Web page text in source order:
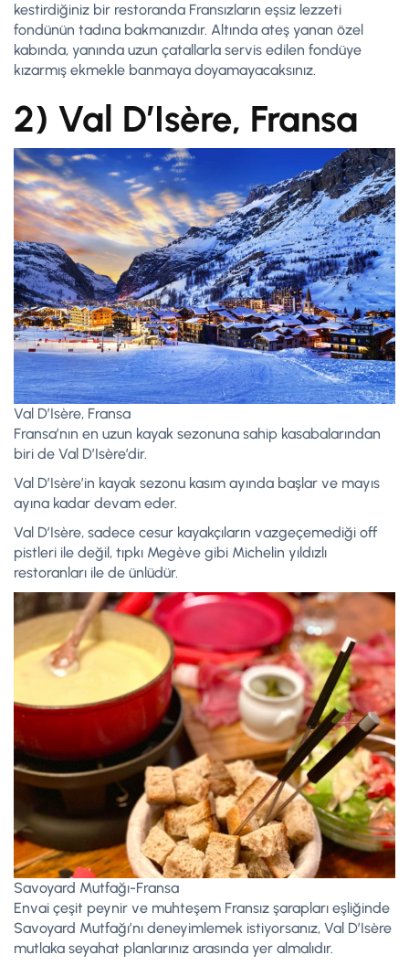
kestirdiğiniz bir restoranda Fransızların eşsiz lezzeti
fondünün tadına bakmanızdır. Altında ateş yanan özel
kabında, yanında uzun çatallarla servis edilen fondüye
kızarmış ekmekle banmaya doyamayacaksınız.
2) Val D’Isère, Fransa
Val D’Isère, Fransa
Fransa’nın en uzun kayak sezonuna sahip kasabalarından
biri de Val D’Isère’dir.
Val D’Isère’in kayak sezonu kasım ayında başlar ve mayıs
ayına kadar devam eder.
Val D’Isère, sadece cesur kayakçıların vazgeçemediği off
pistleri ile değil, tıpkı Megève gibi Michelin yıldızlı
restoranları ile de ünlüdür.
Savoyard Mutfağı-Fransa
Envai çeşit peynir ve muhteşem Fransız şarapları eşliğinde
Savoyard Mutfağı’nı deneyimlemek istiyorsanız, Val D’Isère
mutlaka seyahat planlarınız arasında yer almalıdır.